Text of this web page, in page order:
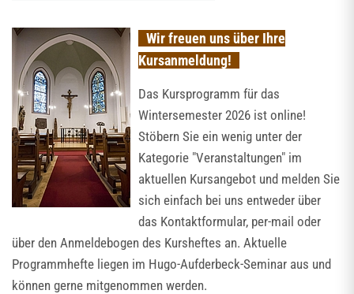
Wir freuen uns über Ihre
Kursanmeldung!
Das Kursprogramm für das
Wintersemester 2026 ist online!
Stöbern Sie ein wenig unter der
Kategorie "Veranstaltungen" im
aktuellen Kursangebot und melden Sie
sich einfach bei uns entweder über
das Kontaktformular, per-mail oder
über den Anmeldebogen des Kursheftes an. Aktuelle
Programmhefte liegen im Hugo-Aufderbeck-Seminar aus und
können gerne mitgenommen werden.